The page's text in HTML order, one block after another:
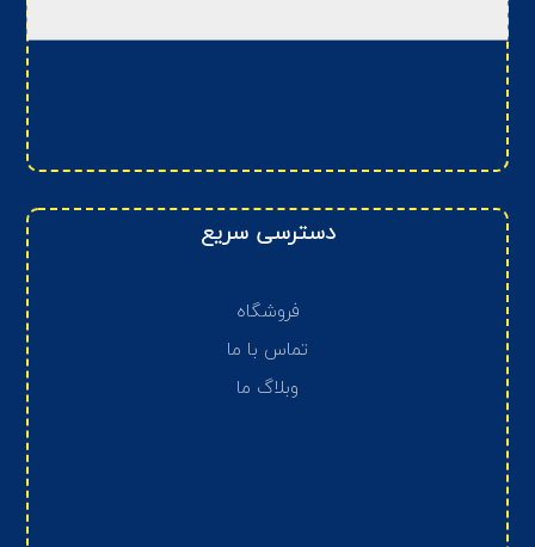
دسترسی سریع
فروشگاه
تماس با ما
وبلاگ ما